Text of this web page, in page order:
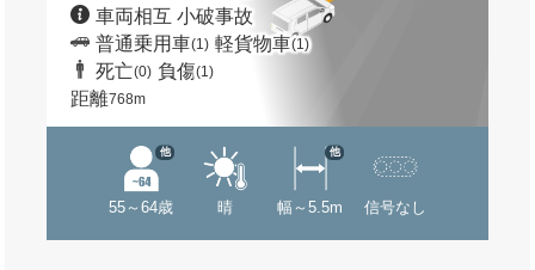
車両相互 小破事故
普通乗用車(1) 軽貨物車(1)
死亡(0) 負傷(1)
距離768m
55～64歳
他
晴 幅～5.5m
他
信号なし